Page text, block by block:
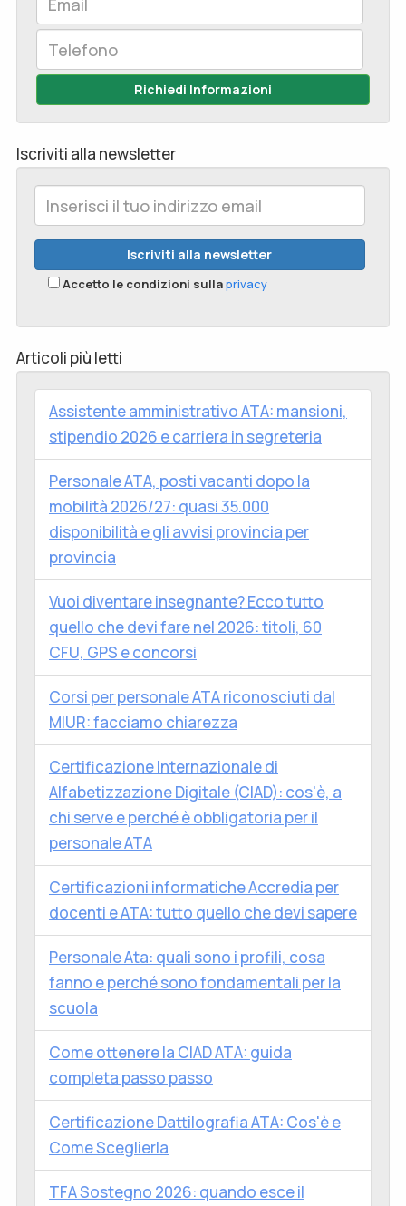
Richiedi Informazioni
Iscriviti alla newsletter
Accetto le condizioni sullaprivacy
Articoli più letti
Assistente amministrativo ATA: mansioni,
stipendio 2026 e carriera in segreteria
Personale ATA, posti vacanti dopo la
mobilità 2026/27: quasi 35.000
disponibilità e gli avvisi provincia per
provincia
Vuoi diventare insegnante? Ecco tutto
quello che devi fare nel 2026: titoli, 60
CFU, GPS e concorsi
Corsi per personale ATA riconosciuti dal
MIUR: facciamo chiarezza
Certificazione Internazionale di
Alfabetizzazione Digitale (CIAD): cos'è, a
chi serve e perché è obbligatoria per il
personale ATA
Certificazioni informatiche Accredia per
docenti e ATA: tutto quello che devi sapere
Personale Ata: quali sono i profili, cosa
fanno e perché sono fondamentali per la
scuola
Come ottenere la CIAD ATA: guida
completa passo passo
Certificazione Dattilografia ATA: Cos'è e
Come Sceglierla
TFA Sostegno 2026: quando esce il